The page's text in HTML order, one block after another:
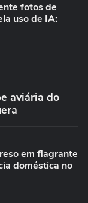
fotos de
uso de IA:
aviária do
em flagrante
doméstica no